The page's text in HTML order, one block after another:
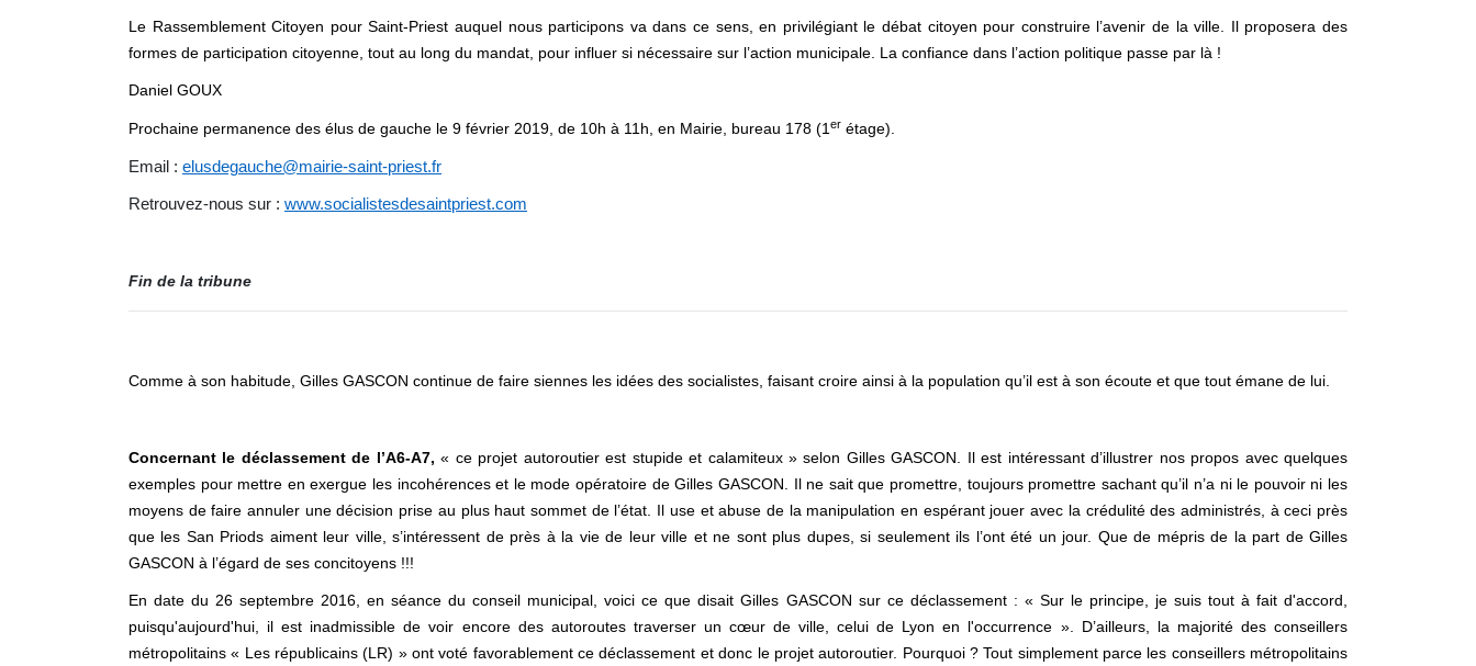
Le Rassemblement Citoyen pour Saint-Priest auquel nous participons va dans ce sens, en privilégiant le débat citoyen pour construire l’avenir de la ville. Il proposera des
formes de participation citoyenne, tout au long du mandat, pour influer si nécessaire sur l’action municipale. La confiance dans l’action politique passe par là !
Daniel GOUX
Prochaine permanence des élus de gauche le 9 février 2019, de 10h à 11h, en Mairie, bureau 178 (1 er étage).
Email : elusdegauche@mairie-saint-priest.fr
Retrouvez-nous sur : www.socialistesdesaintpriest.com
Fin de la tribune
Comme à son habitude, Gilles GASCON continue de faire siennes les idées des socialistes, faisant croire ainsi à la population qu’il est à son écoute et que tout émane de lui.
Concernant le déclassement de l’A6-A7,« ce projet autoroutier est stupide et calamiteux » selon Gilles GASCON. Il est intéressant d’illustrer nos propos avec quelques
exemples pour mettre en exergue les incohérences et le mode opératoire de Gilles GASCON. Il ne sait que promettre, toujours promettre sachant qu’il n’a ni le pouvoir ni les
moyens de faire annuler une décision prise au plus haut sommet de l’état. Il use et abuse de la manipulation en espérant jouer avec la crédulité des administrés, à ceci près
que les San Priods aiment leur ville, s’intéressent de près à la vie de leur ville et ne sont plus dupes, si seulement ils l’ont été un jour. Que de mépris de la part de Gilles
GASCON à l’égard de ses concitoyens !!!
En date du 26 septembre 2016, en séance du conseil municipal, voici ce que disait Gilles GASCON sur ce déclassement : « Sur le principe, je suis tout à fait d'accord,
puisqu'aujourd'hui, il est inadmissible de voir encore des autoroutes traverser un cœur de ville, celui de Lyon en l'occurrence ». D’ailleurs, la majorité des conseillers
métropolitains « Les républicains (LR) » ont voté favorablement ce déclassement et donc le projet autoroutier. Pourquoi ? Tout simplement parce les conseillers métropolitains